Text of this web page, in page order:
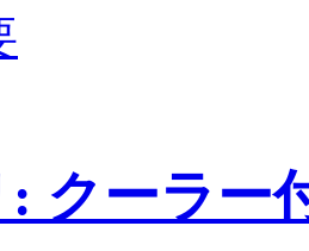
クーラー